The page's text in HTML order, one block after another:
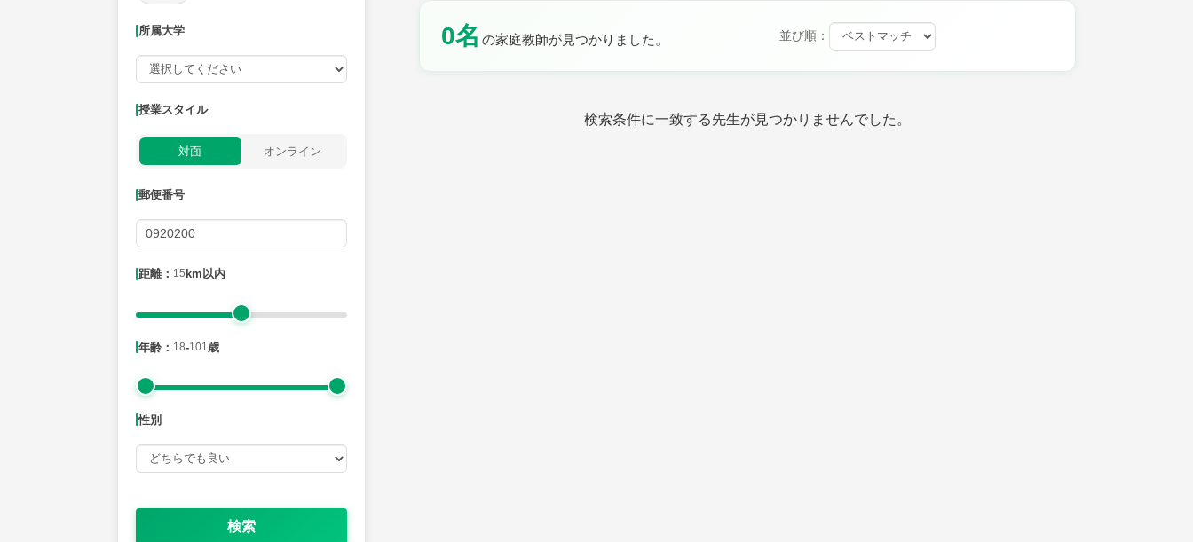
所属大学
授業スタイル
対面 オンライン
郵便番号
距離： 15 km以内
年齢： 18-101 歳
性別
検索
0名 の家庭教師が見つかりました。 並び順：
検索条件に一致する先生が見つかりませんでした。
授業可能日
月曜日 火曜日
距離：15km以内
年齢：18-101歳